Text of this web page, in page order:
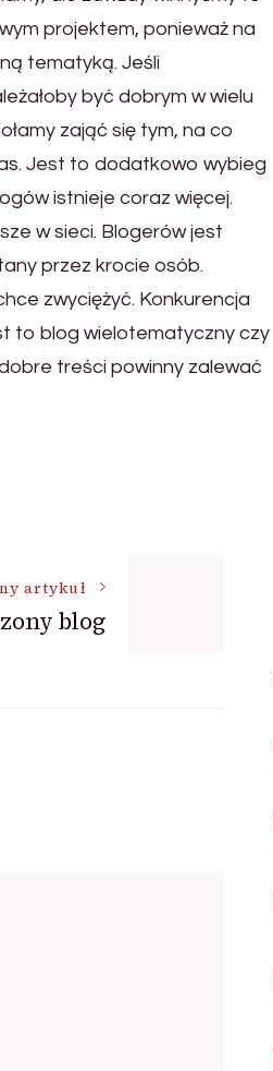
projektem, ponieważ na
tematyką. Jeśli
być dobrym w wielu
zająć się tym, na co
Jest to dodatkowo wybieg
istnieje coraz więcej.
w sieci. Blogerów jest
przez krocie osób.
zwyciężyć. Konkurencja
to blog wielotematyczny czy
treści powinny zalewać
artykuł
blog